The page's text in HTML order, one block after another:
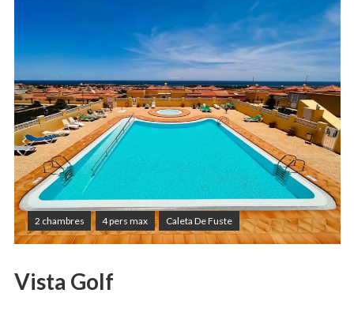
2 chambres 4 pers max Caleta De Fuste
Vista Golf